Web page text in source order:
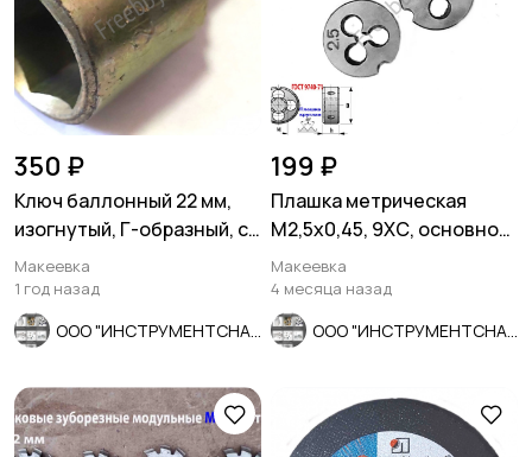
350 ₽
Ключ баллонный 22 мм,
изогнутый, Г-образный, с
монтажной лопаткой, оци
Макеевка
1 год назад
199 ₽
Плашка метрическая
М2,5х0,45, 9ХС, основной
шаг, 15/3 мм, СССР.
Макеевка
4 месяца назад